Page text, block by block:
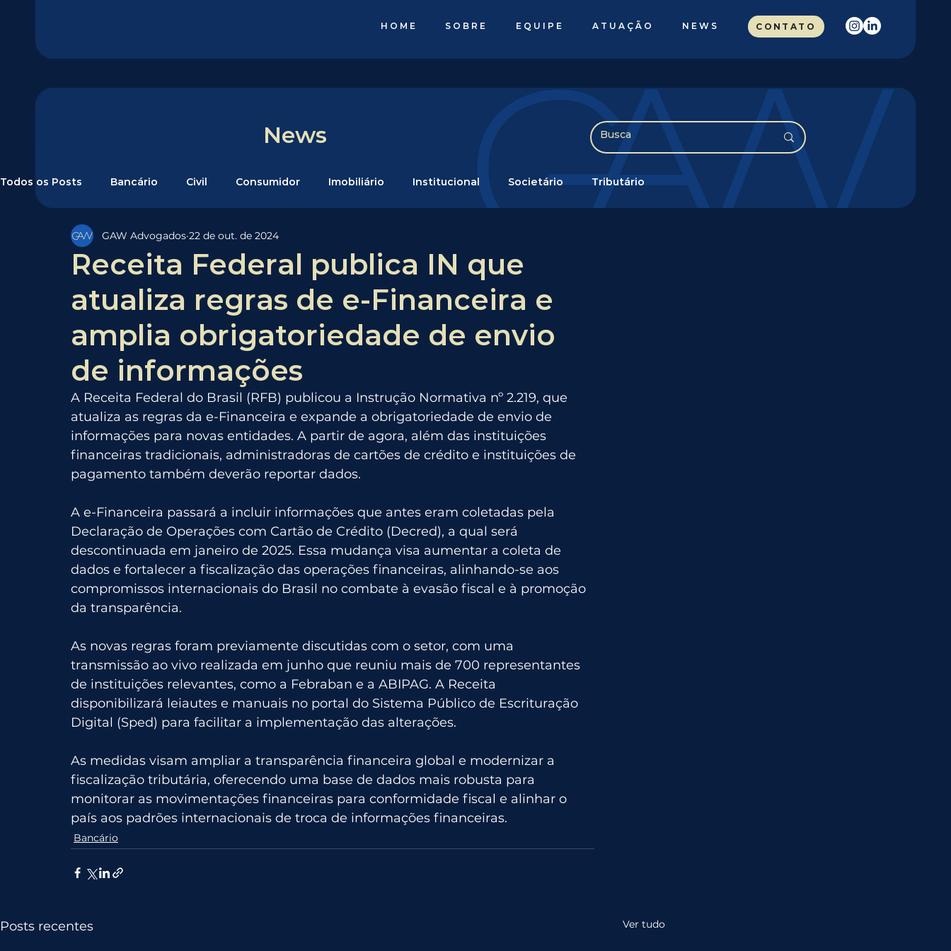
HOME
SOBRE EQUIPE ATUAÇÃO NEWS CONTATO
News
Todos os Posts Bancário Civil Consumidor Imobiliário Institucional Societário Tributário
Receita Federal publica IN que
atualiza regras de e-Financeira e
amplia obrigatoriedade de envio
de informações
GAW Advogados 22 de out. de 2024
A Receita Federal do Brasil (RFB) publicou a Instrução Normativa nº 2.219, que
atualiza as regras da e-Financeira e expande a obrigatoriedade de envio de
informações para novas entidades. A partir de agora, além das instituições
financeiras tradicionais, administradoras de cartões de crédito e instituições de
pagamento também deverão reportar dados.
A e-Financeira passará a incluir informações que antes eram coletadas pela
Declaração de Operações com Cartão de Crédito (Decred), a qual será
descontinuada em janeiro de 2025. Essa mudança visa aumentar a coleta de
dados e fortalecer a fiscalização das operações financeiras, alinhando-se aos
compromissos internacionais do Brasil no combate à evasão fiscal e à promoção
da transparência.
As novas regras foram previamente discutidas com o setor, com uma
transmissão ao vivo realizada em junho que reuniu mais de 700 representantes
de instituições relevantes, como a Febraban e a ABIPAG. A Receita
disponibilizará leiautes e manuais no portal do Sistema Público de Escrituração
Digital (Sped) para facilitar a implementação das alterações.
As medidas visam ampliar a transparência financeira global e modernizar a
fiscalização tributária, oferecendo uma base de dados mais robusta para
monitorar as movimentações financeiras para conformidade fiscal e alinhar o
país aos padrões internacionais de troca de informações financeiras.
Bancário
Posts recentes Ver tudo